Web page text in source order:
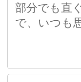
部分でも直
で、いつも